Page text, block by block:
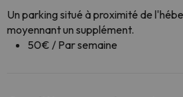
Un parking situé à proximité de
moyennant un supplément.
50€ / Par semaine